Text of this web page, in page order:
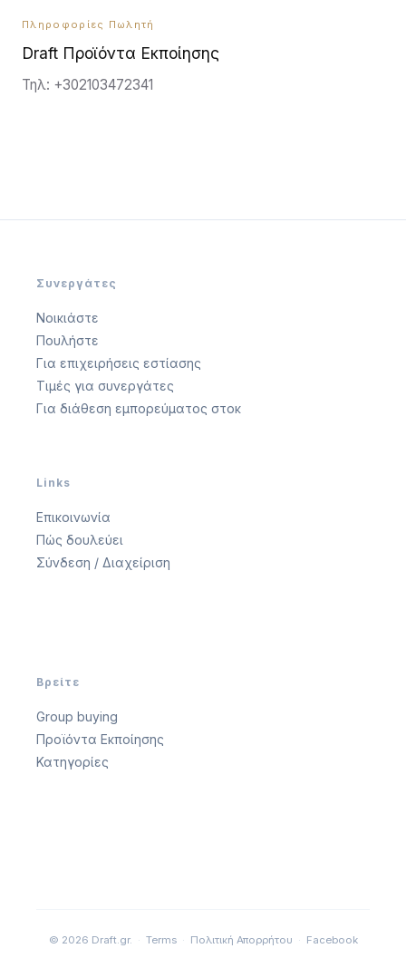
Πληροφορίες Πωλητή
Draft Προϊόντα Εκποίησης
Τηλ: +302103472341
Συνεργάτες
Νοικιάστε
Πουλήστε
Για επιχειρήσεις εστίασης
Τιμές για συνεργάτες
Για διάθεση εμπορεύματος στοκ
Links
Επικοινωνία
Πώς δουλεύει
Σύνδεση / Διαχείριση
Βρείτε
Group buying
Προϊόντα Εκποίησης
Κατηγορίες
© 2026 Draft.gr. Terms Πολιτική Απορρήτου Facebook